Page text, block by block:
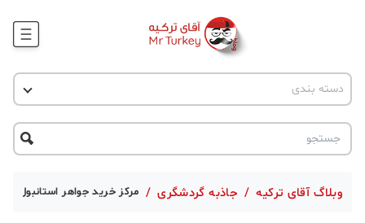
وبلاگ
جاذبه گردشگری
دسته بندی
اخبار ترکیه
پروژه ها
تحصیل در ترکیه
ترکیه گردی
وبلاگ آقای ترکیه / جاذبه گردشگری / مرکز خرید جواهر استانبول؛